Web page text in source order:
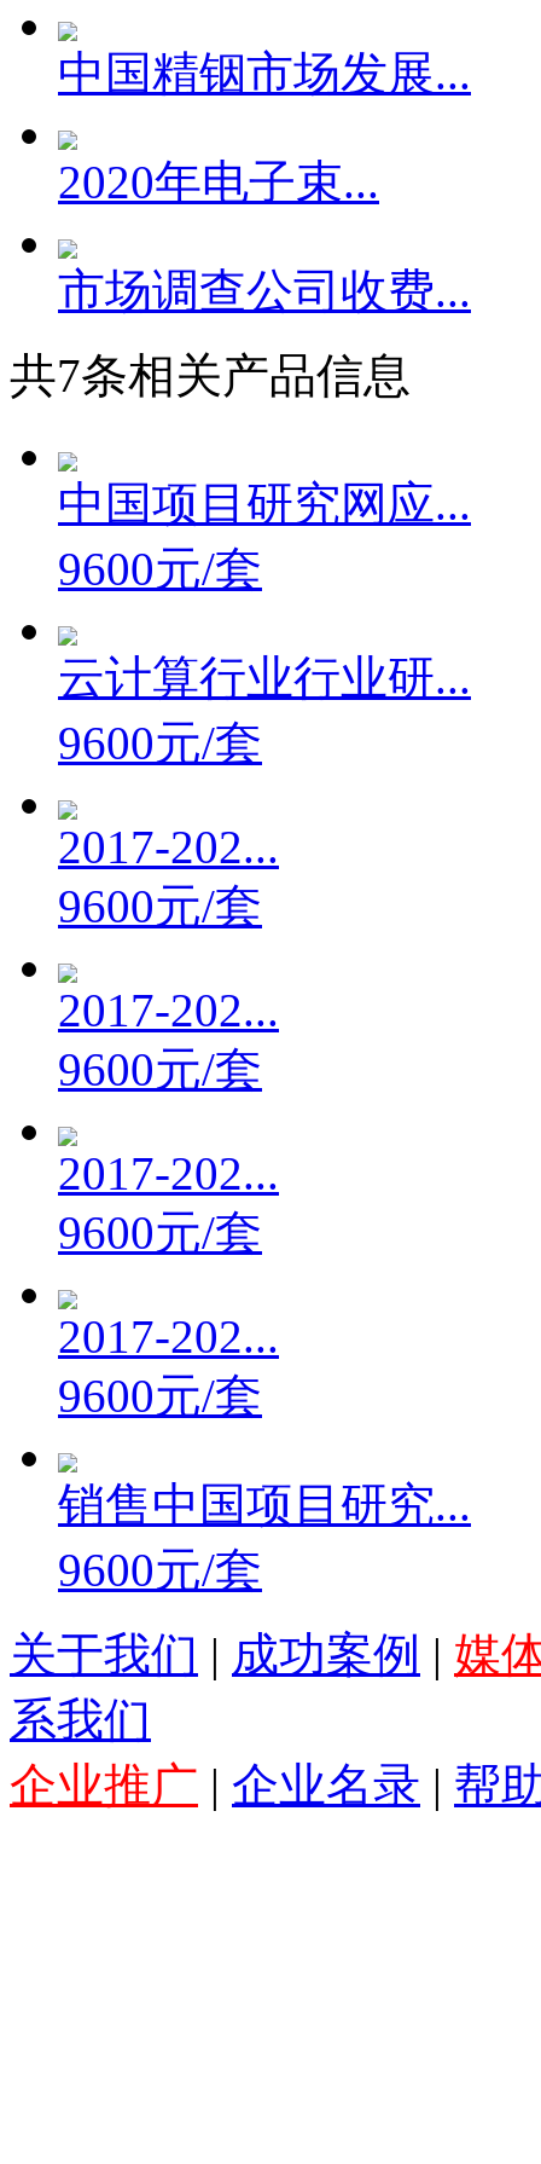
中国精铟市场发展...
2020年电子束...
市场调查公司收费...
共7条相关产品信息
中国项目研究网应...
9600元/套
云计算行业行业研...
9600元/套
2017-202...
9600元/套
2017-202...
9600元/套
2017-202...
9600元/套
2017-202...
9600元/套
销售中国项目研究...
9600元/套
关于我们 | 成功案例 | 媒
系我们
企业推广 | 企业名录 | 帮